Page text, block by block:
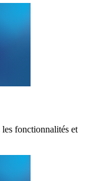
fonctionnalités et